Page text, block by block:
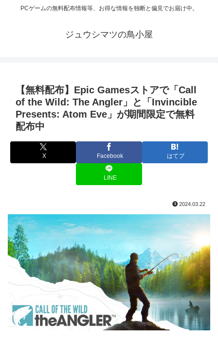
PCゲームの無料配布情報等、お得な情報を独断と偏見でお届け中。
ジュウシマツの鳥小屋
【無料配布】Epic Gamesストアで「Call
of the Wild: The Angler」と「Invincible
Presents: Atom Eve」が期間限定で無料
配布中
X Facebook はてブ
LINE
2024.03.22